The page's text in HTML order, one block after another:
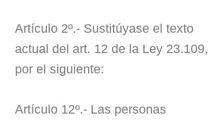
Artículo 2º.- Sustitúyase el texto
actual del art. 12 de la Ley 23.109,
por el siguiente:
Artículo 12º.- Las personas